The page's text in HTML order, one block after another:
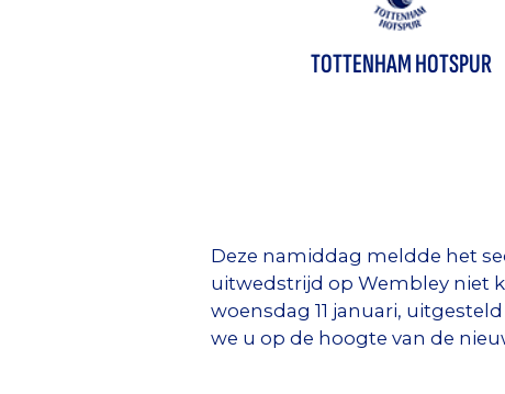
TOTTENHAM HOTSPUR
Deze namiddag meldde het
uitwedstrijd op Wembley niet
woensdag 11 januari,
we u op de hoogte van de